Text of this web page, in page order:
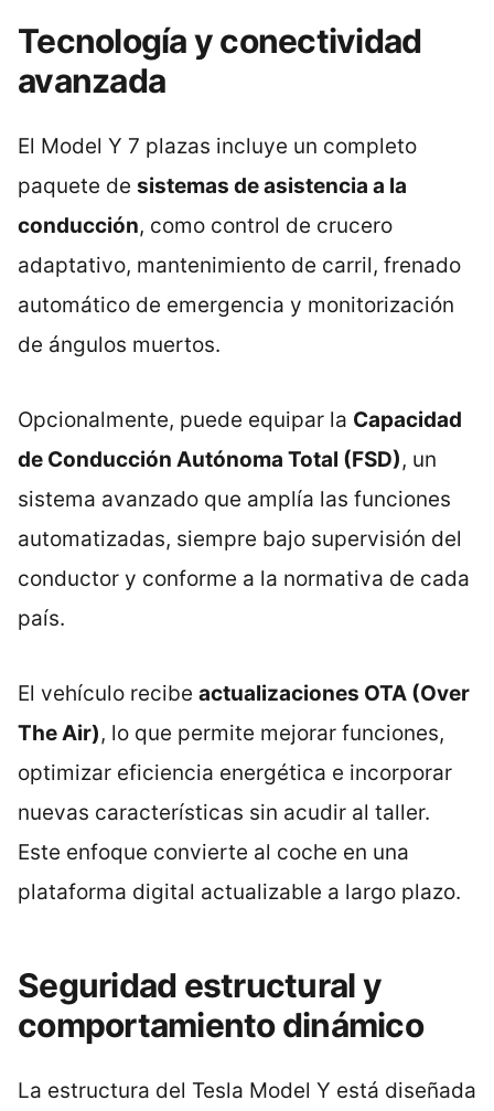
Tecnología y conectividad
avanzada
El Model Y 7 plazas incluye un completo
paquete de sistemas de asistencia a la
conducción, como control de crucero
adaptativo, mantenimiento de carril, frenado
automático de emergencia y monitorización
de ángulos muertos.
Opcionalmente, puede equipar la Capacidad
de Conducción Autónoma Total (FSD), un
sistema avanzado que amplía las funciones
automatizadas, siempre bajo supervisión del
conductor y conforme a la normativa de cada
país.
El vehículo recibe actualizaciones OTA (Over
The Air), lo que permite mejorar funciones,
optimizar eficiencia energética e incorporar
nuevas características sin acudir al taller.
Este enfoque convierte al coche en una
plataforma digital actualizable a largo plazo.
Seguridad estructural y
comportamiento dinámico
La estructura del Tesla Model Y está diseñada